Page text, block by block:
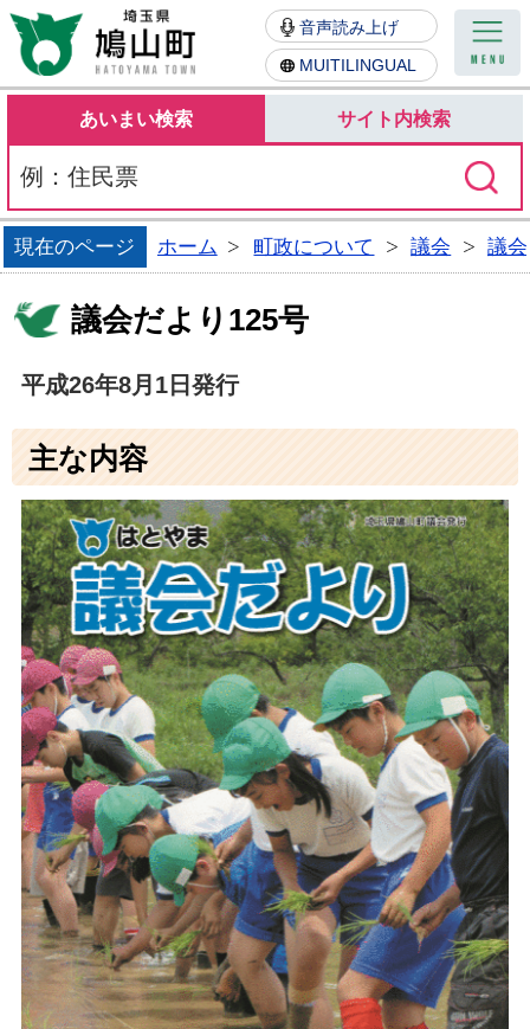
鳩山町
音声読み上げ
MUITILINGUAL
あいまい検索 サイト内検索
現在のページ ホーム 町政について 議会 議
議会だより125号
平成26年8月1日発行
主な内容